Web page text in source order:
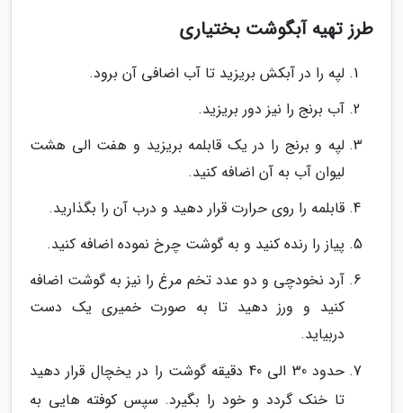
طرز تهیه آبگوشت بختیاری
لپه را در آبکش بریزید تا آب اضافی آن برود.
آب برنج را نیز دور بریزید.
لپه و برنج را در یک قابلمه بریزید و هفت الی هشت
لیوان آب به آن اضافه کنید.
قابلمه را روی حرارت قرار دهید و درب آن را بگذارید.
پیاز را رنده کنید و به گوشت چرخ نموده اضافه کنید.
آرد نخودچی و دو عدد تخم مرغ را نیز به گوشت اضافه
کنید و ورز دهید تا به صورت خمیری یک دست
دربیاید.
حدود 30 الی 40 دقیقه گوشت را در یخچال قرار دهید
تا خنک گردد و خود را بگیرد. سپس کوفته هایی به